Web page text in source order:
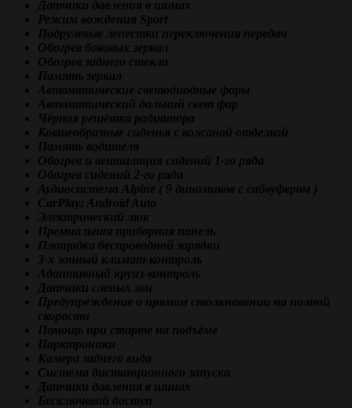
Датчики давления в шинах
Режим вождения Sport
Подрулевые лепестки переключения передач
Обогрев боковых зеркал
Обогрев заднего стекла
Память зеркал
Автоматические светодиодные фары
Автоматический дальний свет фар
Чёрная решётка радиатора
Ковшеобразные сиденья с кожаной отделкой
Память водителя
Обогрев и вентиляция сидений 1-го ряда
Обогрев сидений 2-го ряда
Аудиосистема Alpine ( 9 динамиков с сабвуфером )
CarPlay; Android Auto
Электрический люк
Премиальная приборная панель
Площадка беспроводной зарядки
3-х зонный климат-контроль
Адаптивный круиз-контроль
Датчики слепых зон
Предупреждение о прямом столкновении на полной
скорости
Помощь при старте на подъёме
Парктроники
Камера заднего вида
Система дистанционного запуска
Датчики давления в шинах
Бесключевой доступ